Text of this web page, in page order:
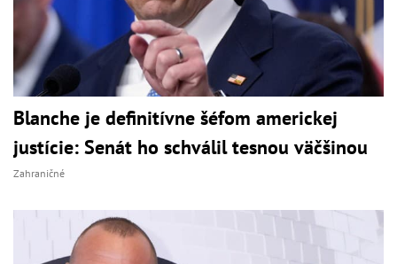
Blanche je definitívne šéfom americkej
justície: Senát ho schválil tesnou väčšinou
Zahraničné